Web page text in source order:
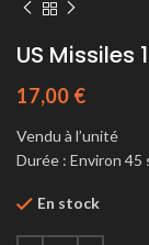
US Missiles
17,00 €
Vendu à l’unité
Durée : Environ 45
En stock